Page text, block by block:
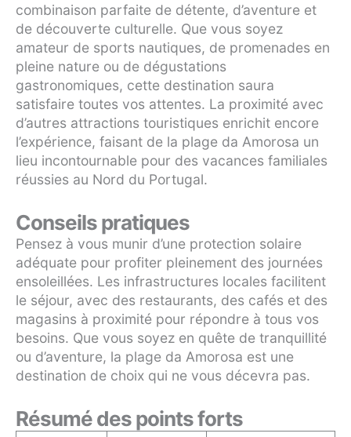
combinaison parfaite de détente, d’aventure et
de découverte culturelle. Que vous soyez
amateur de sports nautiques, de promenades en
pleine nature ou de dégustations
gastronomiques, cette destination saura
satisfaire toutes vos attentes. La proximité avec
d’autres attractions touristiques enrichit encore
l’expérience, faisant de la plage da Amorosa un
lieu incontournable pour des vacances familiales
réussies au Nord du Portugal.
Conseils pratiques
Pensez à vous munir d’une protection solaire
adéquate pour profiter pleinement des journées
ensoleillées. Les infrastructures locales facilitent
le séjour, avec des restaurants, des cafés et des
magasins à proximité pour répondre à tous vos
besoins. Que vous soyez en quête de tranquillité
ou d’aventure, la plage da Amorosa est une
destination de choix qui ne vous décevra pas.
Résumé des points forts